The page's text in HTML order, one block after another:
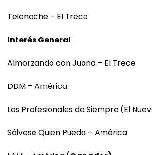
Telenoche – El Trece
Interés General
Almorzando con Juana – El Trece
DDM – América
Los Profesionales de Siempre (El
Sálvese Quien Pueda – América